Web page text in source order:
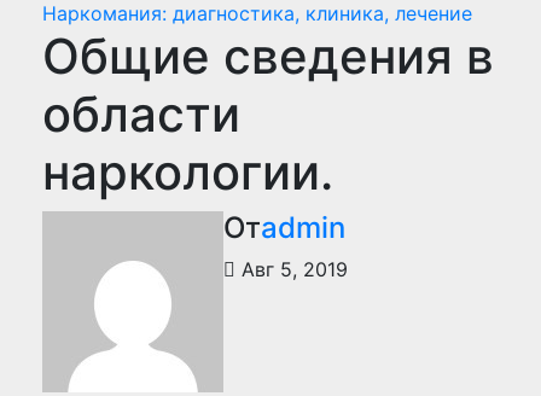
Наркомания: диагностика, клиника, лечение
Общие сведения в
области
наркологии.
Отadmin
Авг 5, 2019